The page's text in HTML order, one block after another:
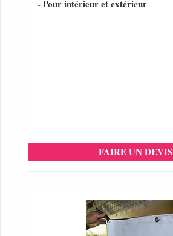
- Pour intérieur et extérieur
FAIRE UN DEVIS